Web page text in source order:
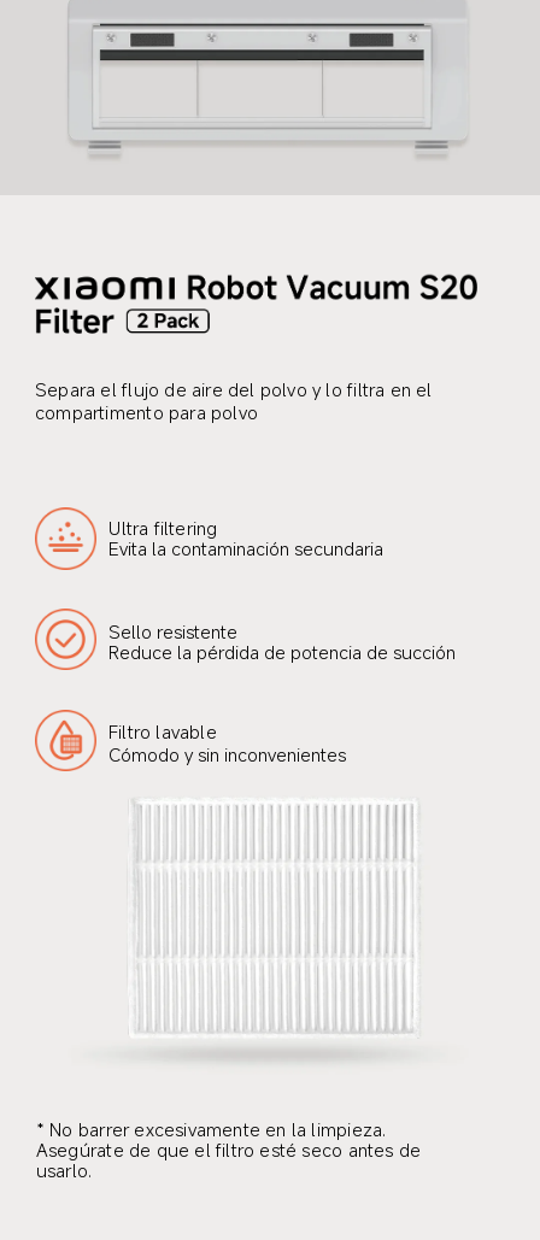
Separa el flujo de aire del polvo y lo filtra en el
compartimento para polvo
* No barrer excesivamente en la limpieza.
Asegúrate de que el filtro esté seco antes de
usarlo.
Ultra filtering
Evita la contaminación secundaria
Sello resistente
Reduce la pérdida de potencia de succión
Filtro lavable
Cómodo y sin inconvenientes